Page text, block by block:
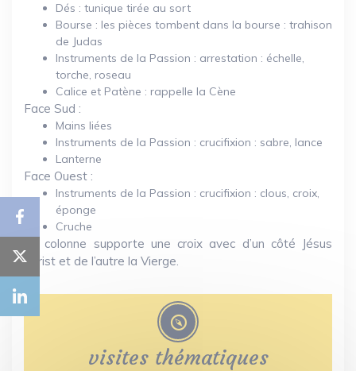
Dés : tunique tirée au sort
Bourse : les pièces tombent dans la bourse : trahison
de Judas
Instruments de la Passion : arrestation : échelle,
torche, roseau
Calice et Patène : rappelle la Cène
Face Sud :
Mains liées
Instruments de la Passion : crucifixion : sabre, lance
Lanterne
Face Ouest :
Instruments de la Passion : crucifixion : clous, croix,
éponge
Cruche
La colonne supporte une croix avec d’un côté Jésus
Christ et de l’autre la Vierge.
visites thématiques